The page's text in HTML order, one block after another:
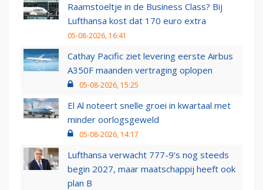
Raamstoeltje in de Business Class? Bij
Lufthansa kost dat 170 euro extra
05-08-2026, 16:41
Cathay Pacific ziet levering eerste Airbus
A350F maanden vertraging oplopen
05-08-2026, 15:25
El Al noteert snelle groei in kwartaal met
minder oorlogsgeweld
05-08-2026, 14:17
Lufthansa verwacht 777-9’s nog steeds
begin 2027, maar maatschappij heeft ook
plan B